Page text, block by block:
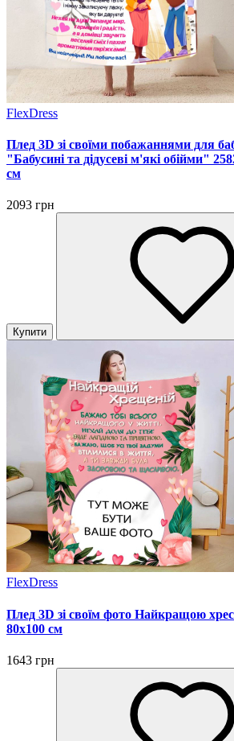
FlexDress
Плед 3D зі своїми побажаннями для
"Бабусині та дідусеві м'які обійми"
см
2093 грн
Купити
FlexDress
Плед 3D зі своїм фото Найкращою
80х100 см
1643 грн